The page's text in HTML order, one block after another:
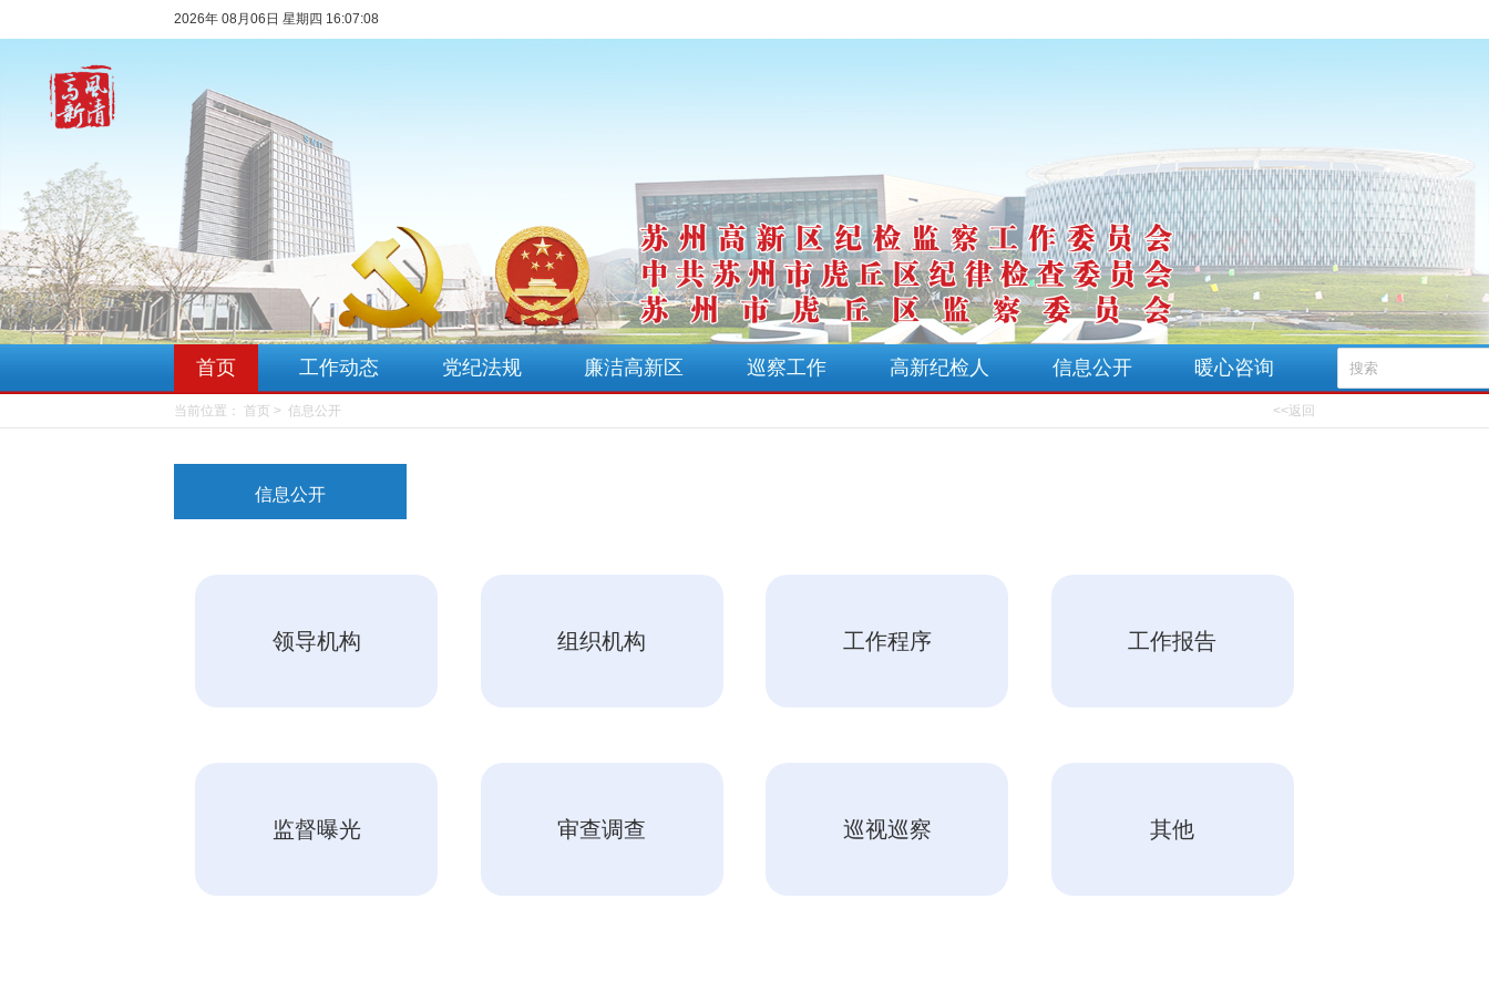
2026年 08月06日 星期四 16:07:08
首页 工作动态 党纪法规 廉洁高新区 巡察工作 高新纪检人 信息公开 暖心咨询
当前位置： 首页 信息公开 <<返回
信息公开
领导机构 组织机构 工作程序 工作报告
监督曝光 审查调查 巡视巡察 其他